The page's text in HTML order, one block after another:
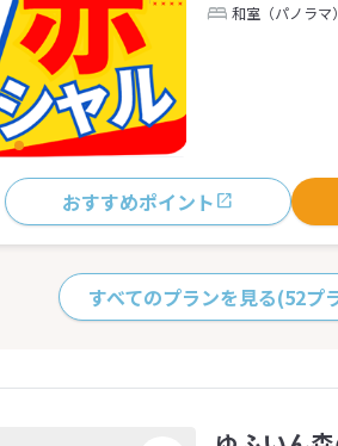
和室（パノラマ）
おすすめポイント
すべてのプランを見る(52プ